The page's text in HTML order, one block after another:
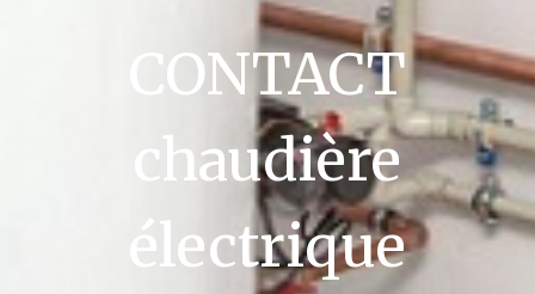
CONTACT
chaudière
électrique